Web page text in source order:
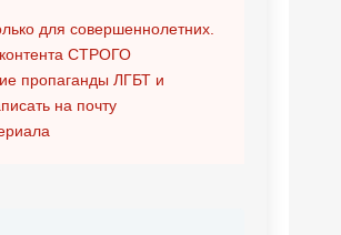
для совершеннолетних.
СТРОГО
пропаганды ЛГБТ и
на почту